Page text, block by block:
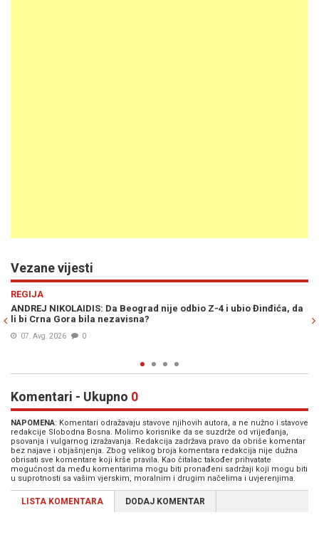
Vezane vijesti
da
ANDREJ NIKOLAIDIS: Šta bi o istopolnim brakovima rekao
Njegoš?
30. Jul. 2026
Komentari - Ukupno 0
NAPOMENA: Komentari odražavaju stavove njihovih autora, a ne nužno i stavove
redakcije Slobodna Bosna. Molimo korisnike da se suzdrže od vrijeđanja,
psovanja i vulgarnog izražavanja. Redakcija zadržava pravo da obriše komentar
bez najave i objašnjenja. Zbog velikog broja komentara redakcija nije dužna
obrisati sve komentare koji krše pravila. Kao čitalac također prihvatate
mogućnost da među komentarima mogu biti pronađeni sadržaji koji mogu biti
u suprotnosti sa vašim vjerskim, moralnim i drugim načelima i uvjerenjima.
LISTA KOMENTARA DODAJ KOMENTAR